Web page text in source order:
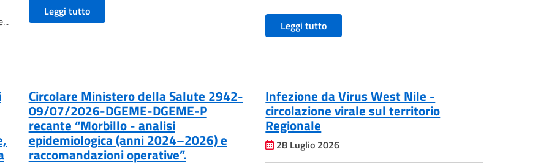
Leggi tutto
Leggi tutto
Circolare Ministero della Salute 2942-
09/07/2026-DGEME-DGEME-P
recante “Morbillo - analisi
epidemiologica (anni 2024–2026) e
raccomandazioni operative”.
Infezione da Virus West Nile -
circolazione virale sul territorio
Regionale
28 Luglio 2026